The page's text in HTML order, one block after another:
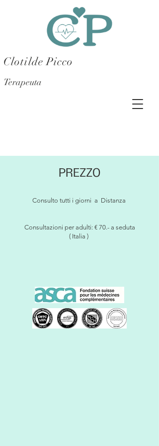
Terapeuta
Clotilde Picco
PREZZO
Consulto tutti i giorni a Distanza
Consultazioni per adulti: € 70.- a seduta
( Italia )